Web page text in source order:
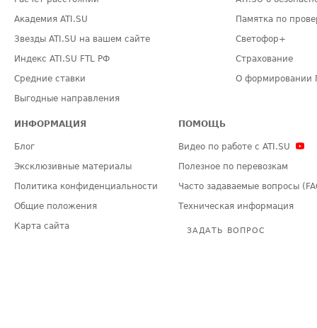
Академия ATI.SU
Звезды ATI.SU на вашем сайте
Индекс ATI.SU FTL РФ
Средние ставки
Выгодные направления
Памятка по
Светофор+
Страхование
О формировании
ИНФОРМАЦИЯ
Блог
Эксклюзивные материалы
Политика конфиденциальности
Общие положения
Карта сайта
ПОМОЩЬ
Видео по работе с ATI.SU
Полезное по перевозкам
Часто задаваемые вопросы
Техническая информация
ЗАДАТЬ ВОПРОС